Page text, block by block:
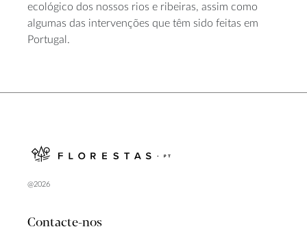
ecológico dos nossos rios e ribeiras, assim como
algumas das intervenções que têm sido feitas em
Portugal.
@2026
Contacte-nos